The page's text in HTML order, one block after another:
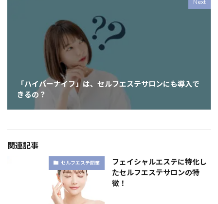
Next
「ハイパーナイフ」は、セルフエステサロンにも導入で
きるの？
関連記事
セルフエステ開業
フェイシャルエステに特化し
たセルフエステサロンの特
徴！